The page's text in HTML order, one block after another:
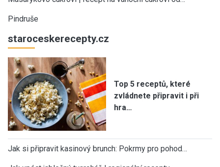
Pindruše
staroceskerecepty.cz
Top 5 receptů, které
zvládnete připravit i při
hra…
Jak si připravit kasinový brunch: Pokrmy pro pohod…